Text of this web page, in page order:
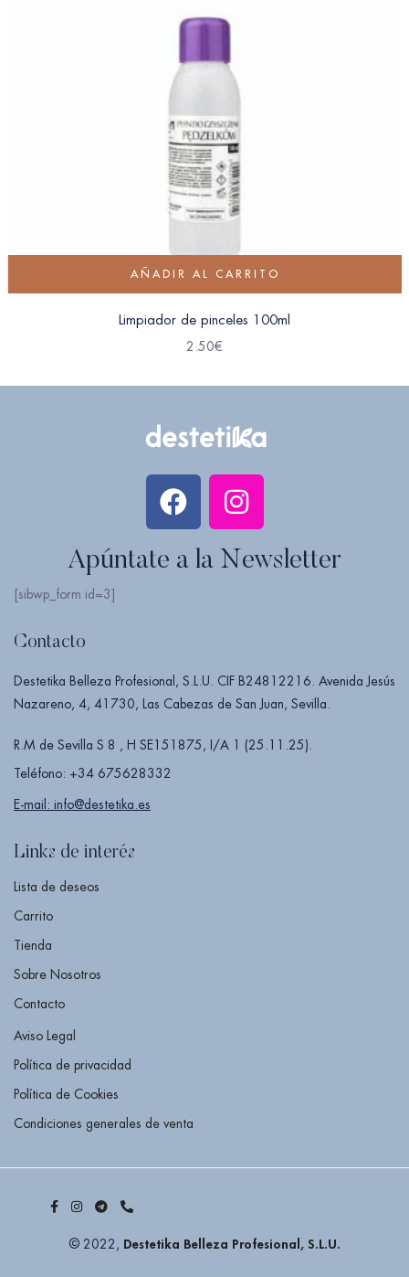
AÑADIR AL CARRITO
Limpiador de pinceles 100ml
2.50€
Apúntate a la Newsletter
[sibwp_form id=3]
Contacto
Destetika Belleza Profesional, S.L.U. CIF B24812216. Avenida Jesús
Nazareno, 4, 41730, Las Cabezas de San Juan, Sevilla.
R.M de Sevilla S 8 , H SE151875, I/A 1 (25.11.25).
Teléfono: +34 675628332
E-mail: info@destetika.es
Links de interés
Lista de deseos
Carrito
Tienda
Sobre Nosotros
Contacto
Aviso Legal
Política de privacidad
Política de Cookies
Condiciones generales de venta
© 2022, Destetika Belleza Profesional, S.L.U.